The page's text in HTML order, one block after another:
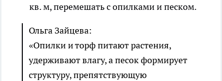
кв. м, перемешать с опилками и песком.
Ольга Зайцева:
«Опилки и торф питают растения,
удерживают влагу, а песок формирует
структуру, препятствующую